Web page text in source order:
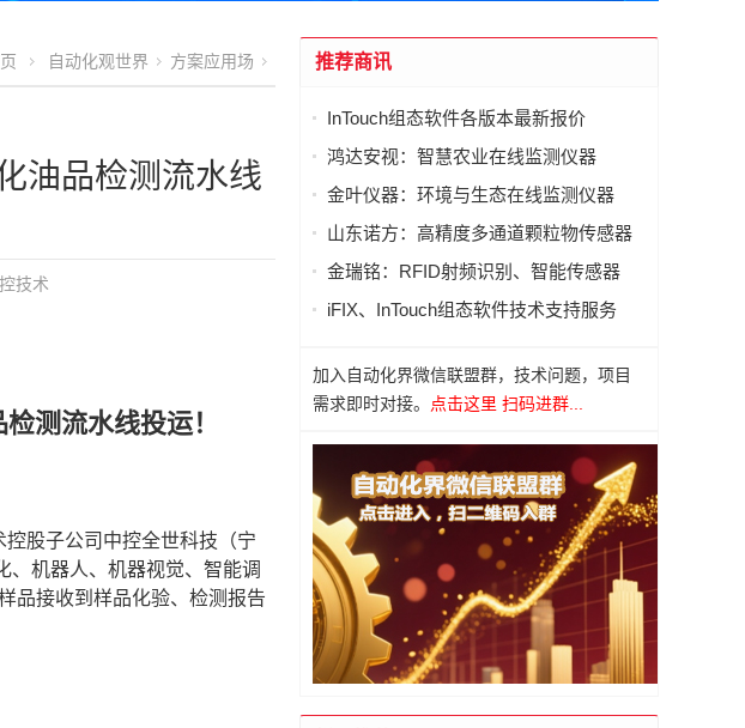
自动化观世界 方案应用场
油品检测流水线
技术
测流水线投运！
股子公司中控全世科技（宁
、机器人、机器视觉、智能调
品接收到样品化验、检测报告
推荐商讯
InTouch组态软件各版本最新报价
鸿达安视：智慧农业在线监测仪器
金叶仪器：环境与生态在线监测仪器
山东诺方：高精度多通道颗粒物传感器
金瑞铭：RFID射频识别、智能传感器
iFIX、InTouch组态软件技术支持服务
加入自动化界微信联盟群，技术问题，项目
需求即时对接。
点击这里 扫码进群...